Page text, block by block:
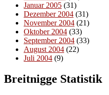
Januar 2005 (31)
Dezember 2004 (31)
November 2004 (21)
Oktober 2004 (33)
September 2004 (33)
August 2004 (22)
Juli 2004 (9)
Breitnigge Statistik